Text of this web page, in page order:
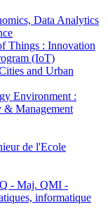
Data Analytics
Things : Innovation
(IoT)
and Urban
Environment :
& Management
de l'Ecole
- Maj. QMI -
informatique